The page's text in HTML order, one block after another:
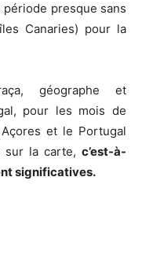
période presque sans
Canaries) pour la
géographe et
pour les mois de
et le Portugal
sur la carte, c’est-à-
significatives.